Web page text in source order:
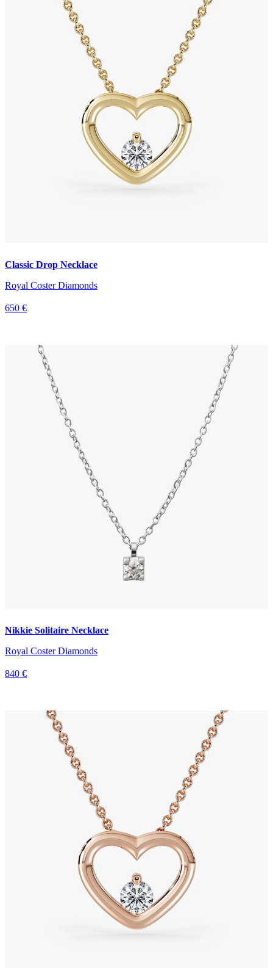
Classic Drop Necklace
Royal Coster Diamonds
650 €
Nikkie Solitaire Necklace
Royal Coster Diamonds
840 €